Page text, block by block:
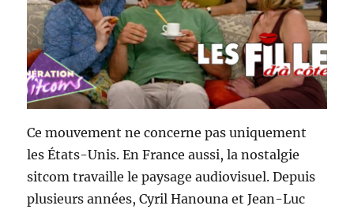
Ce mouvement ne concerne pas uniquement
les États-Unis. En France aussi, la nostalgie
sitcom travaille le paysage audiovisuel. Depuis
plusieurs années, Cyril Hanouna et Jean-Luc